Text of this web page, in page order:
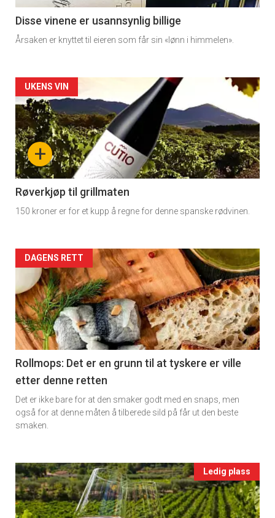
11
Dagens
rett
Disse vinene er usannsynlig billige
Årsaken er knyttet til eieren som får sin «lønn i himmelen».
Artikler
detail
-
section
11
Dagens
rett
2
+
UKENS VIN
Røverkjøp til grillmaten
150 kroner er for et kupp å regne for denne spanske rødvinen.
Artikler
detail
-
section
11
Ukens
vin
DAGENS RETT
Rollmops: Det er en grunn til at tyskere er ville
etter denne retten
Det er ikke bare for at den smaker godt med en snaps, men
også for at denne måten å tilberede sild på får ut den beste
smaken.
Events
single
Ledig plass